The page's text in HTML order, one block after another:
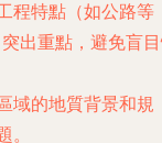
程特點（如公路等
出重點，避免盲
域的地質背景和規